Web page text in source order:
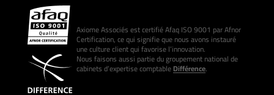
Axiome Associés est certifié Afaq ISO 9001 par Afnor
Certification, ce qui signifie que nous avons instauré
une culture client qui favorise l’innovation.
Nous faisons aussi partie du groupement national de
cabinets d’expertise comptableDifférence.